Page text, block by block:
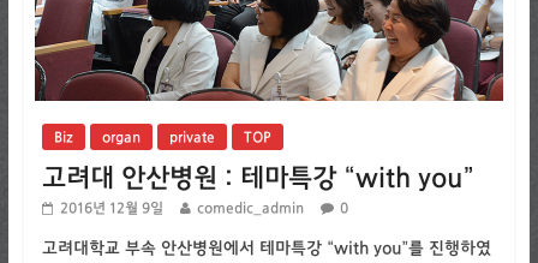
Biz organ private TOP
고려대 안산병원 : 테마특강 “with you”
2016년 12월 9일 comedic_admin 0
고려대학교 부속 안산병원에서 테마특강 “with you”를 진행하였